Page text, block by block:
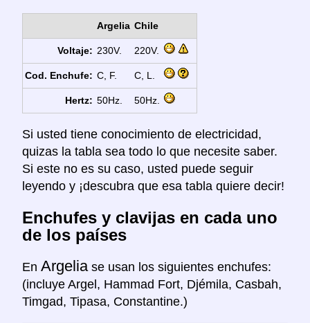
Argelia Chile
Voltaje: 230V. 220V.
Cod. Enchufe: C, F. C, L.
Hertz: 50Hz. 50Hz.
Si usted tiene conocimiento de electricidad,
quizas la tabla sea todo lo que necesite saber.
Si este no es su caso, usted puede seguir
leyendo y ¡descubra que esa tabla quiere decir!
Enchufes y clavijas en cada uno
de los países
En Argelia se usan los siguientes enchufes:
(incluye Argel, Hammad Fort, Djémila, Casbah,
Timgad, Tipasa, Constantine.)